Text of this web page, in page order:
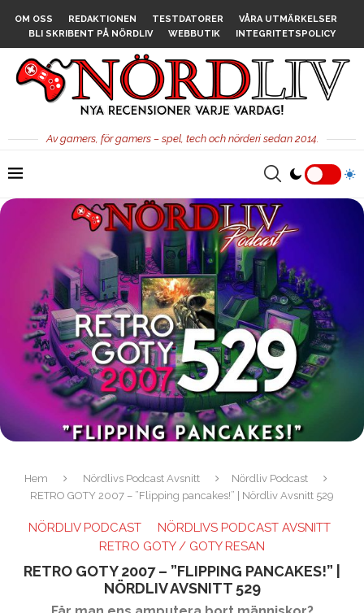
OM OSS REDAKTIONEN TESTDATORER
VÅRA UTMÄRKELSER
BLI SKRIBENT PÅ NÖRDLIV
WEBBUTIK INTEGRITETSPOLICY
Av gamers, för gamers – spel, tech och nörderi sedan 2014.
Hem Nördlivs Podcast Avsnitt
Nördliv Podcast
RETRO GOTY 2007 – ”Flipping pancakes!” | Nördliv Avsnitt 529
NÖRDLIV PODCAST
NÖRDLIVS PODCAST AVSNITT
RETRO GOTY / GOTY RESAN
RETRO GOTY 2007 – ”FLIPPING PANCAKES!” |
NÖRDLIV AVSNITT 529